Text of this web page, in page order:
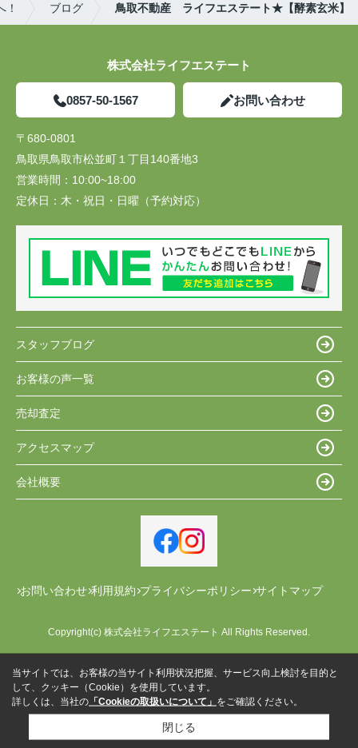
ブログ 鳥取不動産 ライフエステート★【酵素玄米】
株式会社ライフエステート
0857-50-1567 お問い合わせ
〒680-0801
鳥取県鳥取市松並町１丁目140番地3
営業時間： 10:00~18:00
定休日： 木・祝日・日曜（予約対応）
スタッフブログ
お客様の声一覧
売却査定
アクセスマップ
会社概要
お問い合わせ 利用規約 プライバシーポリシー サイトマップ
Copyright(c) 株式会社ライフエステート All Rights Reserved.
当サイトでは、お客様の当サイト利用状況把握、サービス向上検討を目的と
して、クッキー（Cookie）を使用しています。
詳しくは、当社の 「Cookieの取扱いについて」 をご確認ください。
閉じる